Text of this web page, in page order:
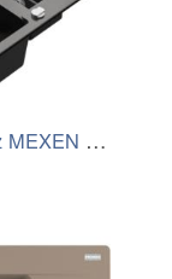
Granitový dřez MEXEN MATIAS s…